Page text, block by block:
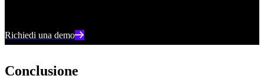
Richiedi una demo
Conclusione